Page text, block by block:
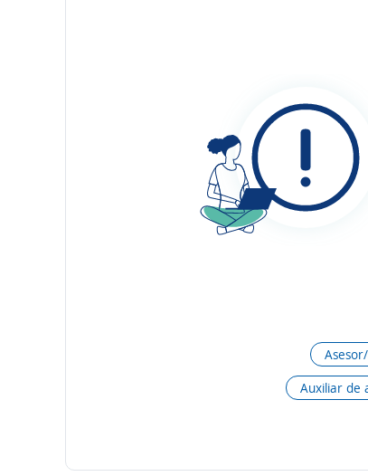
Auxiliar de